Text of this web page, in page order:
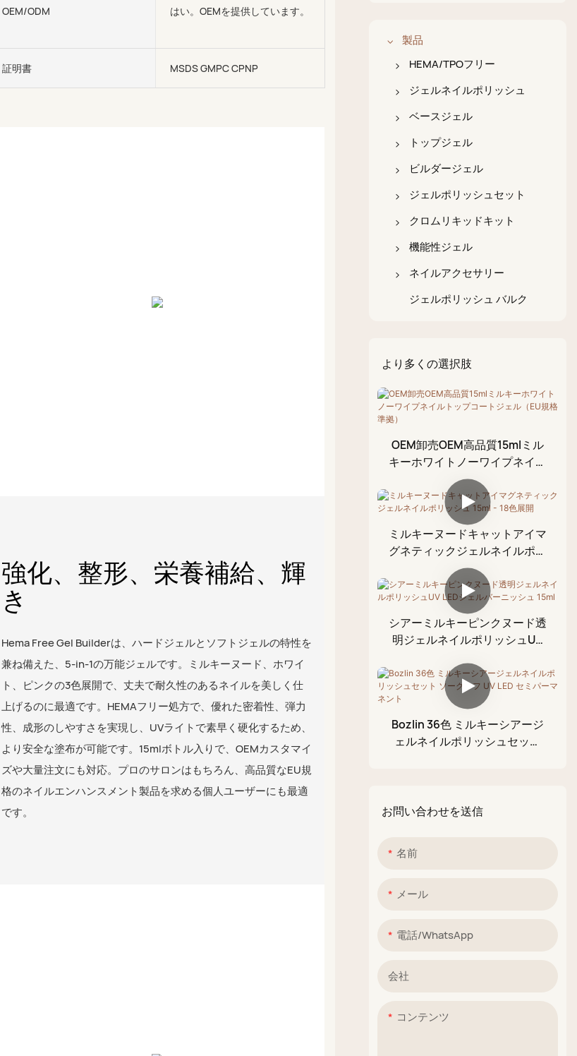
OEM/ODM はい。OEMを提供しています。
証明書 MSDS GMPC CPNP
強化、整形、栄養補給、輝
き
Hema Free Gel Builderは、ハードジェルとソフトジェルの特性を
兼ね備えた、5-in-1の万能ジェルです。ミルキーヌード、ホワイ
ト、ピンクの3色展開で、丈夫で耐久性のあるネイルを美しく仕
上げるのに最適です。HEMAフリー処方で、優れた密着性、弾力
性、成形のしやすさを実現し、UVライトで素早く硬化するため、
より安全な塗布が可能です。15mlボトル入りで、OEMカスタマイ
ズや大量注文にも対応。プロのサロンはもちろん、高品質なEU規
格のネイルエンハンスメント製品を求める個人ユーザーにも最適
です。
製品
HEMA/TPOフリー
HEMA/TPOフリージェル
コート
HEMA/TPOフリーのトッ
プコート
HEMA/TPOフリージェル
ビルダー
ジェルネイルポリッシュ
カラージェルポリッシュ
キャッツアイジェルポリ
反射性ジェルポリッシュ
ネイルアートジェルポリ
ッシュ
ベースジェル
4イン1ベースコート
無酸性ネイルプライマー
エースジェルポリッシュ
ラバーベースコート
繊維ベースゲル
剥がせるベースコート
非酸性ベースコート
トップジェル
超光沢トップコート
マットトップコート
ミルキーホワイトのトッ
ト
温度変化対応トップコー
ト
ト
ラバートップコート
拭き取り不要のトップコ
ビルダージェル
ボトル入りビルダー
瓶入りビルダージェル
ポリゲル
ノンスティックハンドジ
ジェルポリッシュセット
ベースコート＆トップコ
ト
キャットアイジェルセッ
ト
クロムリキッドキット
クロームリキッドパール
オンキット
ラキット
機能性ジェル
ジェルを取り除く
ネイルチップ用グルージ
補強ジェル
ダイヤモンドグルージェ
ル
ラインストーン用接着剤
ジェル
ペイントジェル
ブロッサムジェル
エンボスジェル
スタンピングジェル
キューティクルオイル
ホイルジェル
3Dモデリングゲル
クラックルジェルポリッ
アクリルペイントペン
ネイルアクセサリー
猫の目型マグネット
ジェルポリッシュ バルク
より多くの選択肢
OEM卸売OEM高品質15mlミル
キーホワイトノーワイプネイル
トップコートジェル（EU規格
準拠）
ミルキーヌードキャットアイマ
グネティックジェルネイルポリ
ッシュ 15ml - 18色展開
シアーミルキーピンクヌード透
明ジェルネイルポリッシュUV
Bozlin 36色 ミルキーシアージ
ェルネイルポリッシュセット
お問い合わせを送信
名前
メール
電話/WhatsApp
会社
コンテンツ